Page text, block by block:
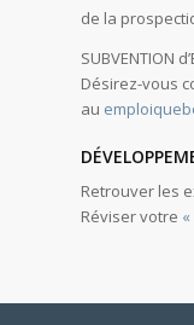
de la
SUBVENTION
Désirez-vous
au
Retrouver les
Réviser votre «